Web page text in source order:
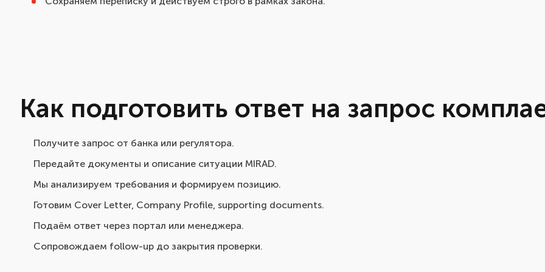
Как подготовить ответ на запрос
Получите запрос от банка или регулятора.
Передайте документы и описание ситуации MIRAD.
Мы анализируем требования и формируем позицию.
Готовим Cover Letter, Company Profile, supporting documents.
Подаём ответ через портал или менеджера.
Сопровождаем follow-up до закрытия проверки.